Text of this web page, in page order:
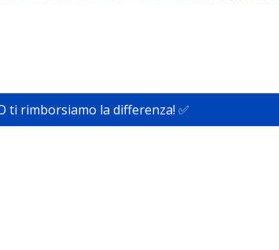
ti rimborsiamo la differenza! ✅